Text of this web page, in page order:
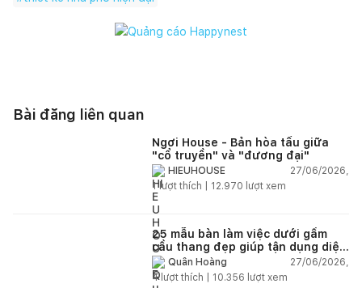
Bài đăng liên quan
Ngơi House - Bản hòa tấu giữa
"cổ truyền" và "đương đại"
HIEUHOUSE
27/06/2026,
1lượt thích | 12.970 lượt xem
25 mẫu bàn làm việc dưới gầm
cầu thang đẹp giúp tận dụng diện
tích tưởng chừng bị bỏ quên
Quân Hoàng
27/06/2026,
4lượt thích | 10.356 lượt xem